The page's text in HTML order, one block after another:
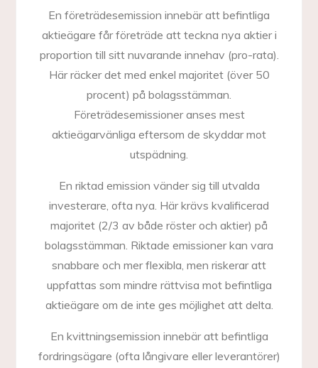
En företrädesemission innebär att befintliga
aktieägare får företräde att teckna nya aktier i
proportion till sitt nuvarande innehav (pro-rata).
Här räcker det med enkel majoritet (över 50
procent) på bolagsstämman.
Företrädesemissioner anses mest
aktieägarvänliga eftersom de skyddar mot
utspädning.
En riktad emission vänder sig till utvalda
investerare, ofta nya. Här krävs kvalificerad
majoritet (2/3 av både röster och aktier) på
bolagsstämman. Riktade emissioner kan vara
snabbare och mer flexibla, men riskerar att
uppfattas som mindre rättvisa mot befintliga
aktieägare om de inte ges möjlighet att delta.
En kvittningsemission innebär att befintliga
fordringsägare (ofta långivare eller leverantörer)